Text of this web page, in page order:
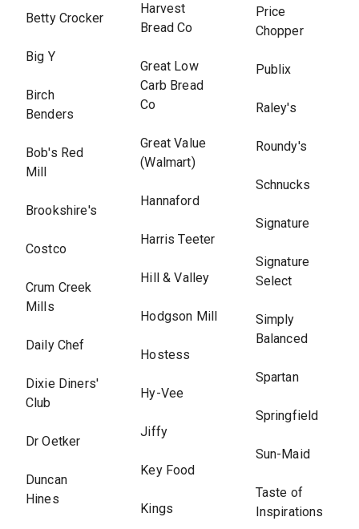
Betty Crocker
Big Y
Birch
Benders
Bob's Red
Mill
Brookshire's
Costco
Crum Creek
Mills
Daily Chef
Dixie Diners'
Club
Dr Oetker
Duncan
Hines
Harvest
Bread Co
Great Low
Carb Bread
Co
Great Value
(Walmart)
Hannaford
Harris Teeter
Hill & Valley
Hodgson Mill
Hostess
Hy-Vee
Jiffy
Key Food
Kings
Price
Chopper
Publix
Raley's
Roundy's
Schnucks
Signature
Signature
Select
Simply
Balanced
Spartan
Springfield
Sun-Maid
Taste of
Inspirations